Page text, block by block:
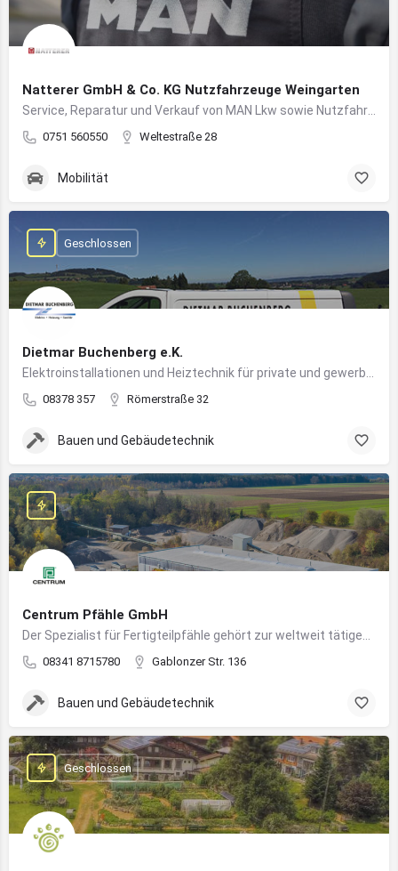
Natterer GmbH & Co. KG Nutzfahrzeuge Weingarten
0751 560550 Weltestraße 28
Mobilität
Dietmar Buchenberg e.K.
08378 357 Römerstraße 32
Geschlossen
Bauen und Gebäudetechnik
Centrum Pfähle GmbH
08341 8715780 Gablonzer Str. 136
Bauen und Gebäudetechnik
Geschlossen